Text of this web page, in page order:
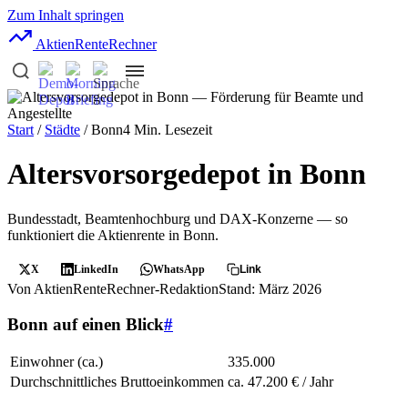
Zum Inhalt springen
AktienRenteRechner
Start / Städte / Bonn4 Min. Lesezeit
Altersvorsorgedepot in Bonn
Bundesstadt, Beamtenhochburg und DAX-Konzerne — so
funktioniert die Aktienrente in Bonn.
X LinkedIn WhatsApp Link
Von AktienRenteRechner-RedaktionStand: März 2026
Bonn auf einen Blick#
Einwohner (ca.)
335.000
Durchschnittliches Bruttoeinkommen ca. 47.200 € / Jahr